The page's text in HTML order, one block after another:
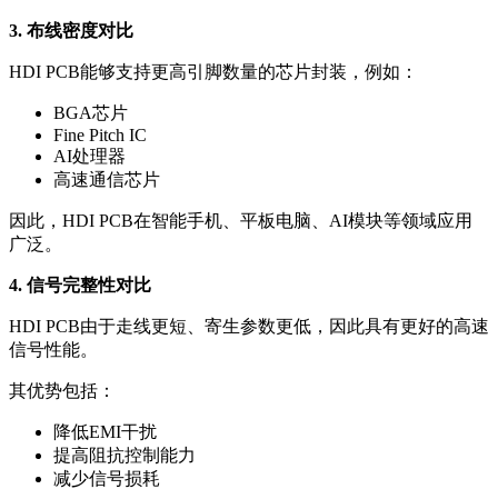
3. 布线密度对比
HDI PCB能够支持更高引脚数量的芯片封装，例如：
BGA芯片
Fine Pitch IC
AI处理器
高速通信芯片
因此，HDI PCB在智能手机、平板电脑、AI模块等领域应用
广泛。
4. 信号完整性对比
HDI PCB由于走线更短、寄生参数更低，因此具有更好的高速
信号性能。
其优势包括：
降低EMI干扰
提高阻抗控制能力
减少信号损耗